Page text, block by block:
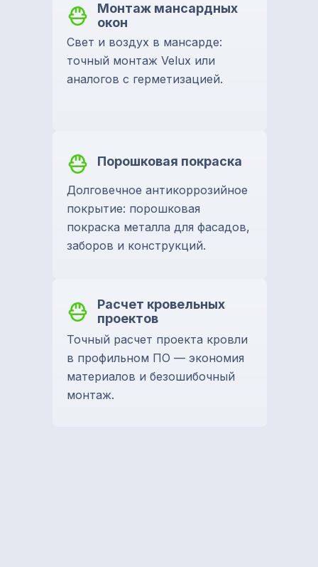
Монтаж мансардных
окон
Свет и воздух в мансарде:
точный монтаж Velux или
аналогов с герметизацией.
Порошковая покраска
Долговечное антикоррозийное
покрытие: порошковая
покраска металла для фасадов,
заборов и конструкций.
Расчет кровельных
проектов
Точный расчет проекта кровли
в профильном ПО — экономия
материалов и безошибочный
монтаж.